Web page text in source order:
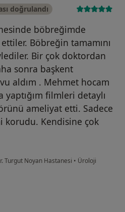
doğrulandı
böbreğimde
Böbreğin tamamını
Bir çok doktordan
sonra başkent
aldım . Mehmet hocam
yaptığım filmleri detaylı
ameliyat etti. Sadece
korudu. Kendisine çok
Turgut Noyan Hastanesi • Üroloji